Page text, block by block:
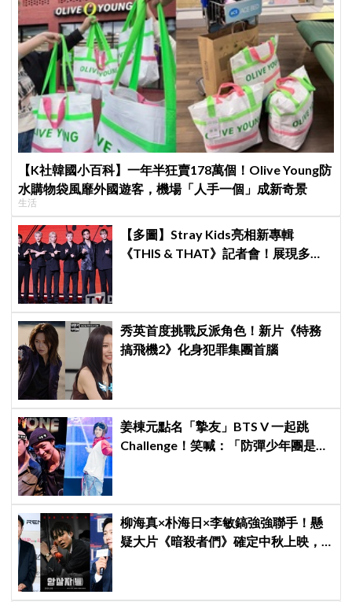
【K社韓國小百科】一年半狂賣178萬個！Olive Young防
水購物袋風靡外國遊客，機場「人手一個」成新奇景
生活
【多圖】Stray Kids亮相新專輯
《THIS & THAT》記者會！展現多才
秀英首度挑戰反派角色！新片《特務
搞飛機2》化身犯罪集團首腦
姜棟元點名「摯友」BTS V 一起跳
Challenge！笑喊：「防彈少年團是國
柳海真×朴海日×李敏鎬強強聯手！懸
疑大片《暗殺者們》確定中秋上映，